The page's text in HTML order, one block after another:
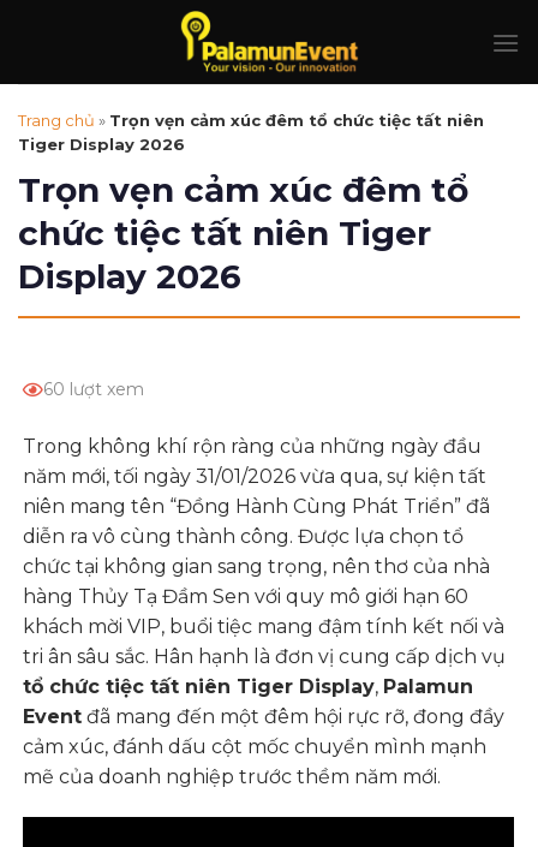
Trang chủ » Trọn vẹn cảm xúc đêm tổ chức tiệc tất niên
Tiger Display 2026
Trọn vẹn cảm xúc đêm tổ
chức tiệc tất niên Tiger
Display 2026
60 lượt xem
Trong không khí rộn ràng của những ngày đầu
năm mới, tối ngày 31/01/2026 vừa qua, sự kiện tất
niên mang tên “Đồng Hành Cùng Phát Triển” đã
diễn ra vô cùng thành công. Được lựa chọn tổ
chức tại không gian sang trọng, nên thơ của nhà
hàng Thủy Tạ Đầm Sen với quy mô giới hạn 60
khách mời VIP, buổi tiệc mang đậm tính kết nối và
tri ân sâu sắc. Hân hạnh là đơn vị cung cấp dịch vụ
tổ chức tiệc tất niên Tiger Display, Palamun
Event đã mang đến một đêm hội rực rỡ, đong đầy
cảm xúc, đánh dấu cột mốc chuyển mình mạnh
mẽ của doanh nghiệp trước thềm năm mới.